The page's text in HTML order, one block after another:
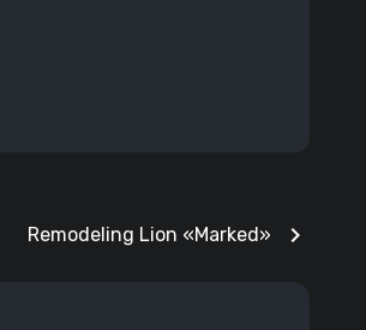
Remodeling Lion «Marked» chevron_right